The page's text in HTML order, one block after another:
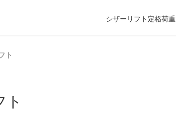
シザーリフト定格荷重
ト